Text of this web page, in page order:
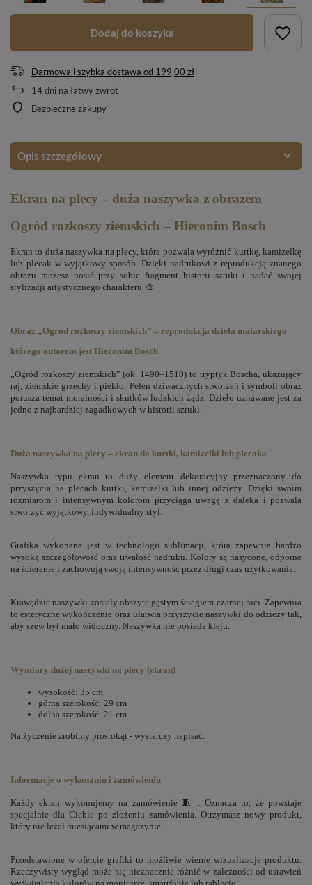
Dodaj do koszyka
Darmowa i szybka dostawa od 199,00 zł
14dni na łatwy zwrot
Bezpieczne zakupy
Opis szczegółowy
Ekran na plecy – duża naszywka z obrazem
Ogród rozkoszy ziemskich – Hieronim Bosch
Ekran to duża naszywka na plecy, która pozwala wyróżnić kurtkę, kamizelkę
lub plecak w wyjątkowy sposób. Dzięki nadrukowi z reprodukcją znanego
obrazu możesz nosić przy sobie fragment historii sztuki i nadać swojej
stylizacji artystycznego charakteru 🎨
Obraz „Ogród rozkoszy ziemskich” – reprodukcja dzieła malarskiego
którego autorem jest Hieronim Bosch
„Ogród rozkoszy ziemskich” (ok. 1490–1510) to tryptyk Boscha, ukazujący
raj, ziemskie grzechy i piekło. Pełen dziwacznych stworzeń i symboli obraz
porusza temat moralności i skutków ludzkich żądz. Dzieło uznawane jest za
jedno z najbardziej zagadkowych w historii sztuki.
Duża naszywka na plecy – ekran do kurtki, kamizelki lub plecaka
Naszywka typu ekran to duży element dekoracyjny przeznaczony do
przyszycia na plecach kurtki, kamizelki lub innej odzieży. Dzięki swoim
rozmiarom i intensywnym kolorom przyciąga uwagę z daleka i pozwala
stworzyć wyjątkowy, indywidualny styl.
Grafika wykonana jest w technologii sublimacji, która zapewnia bardzo
wysoką szczegółowość oraz trwałość nadruku. Kolory są nasycone, odporne
na ścieranie i zachowują swoją intensywność przez długi czas użytkowania.
Krawędzie naszywki zostały obszyte gęstym ściegiem czarnej nici. Zapewnia
to estetyczne wykończenie oraz ułatwia przyszycie naszywki do odzieży tak,
aby szew był mało widoczny. Naszywka nie posiada kleju.
Wymiary dużej naszywki na plecy (ekran)
wysokość: 35 cm
górna szerokość: 29 cm
dolna szerokość: 21 cm
Na życzenie zrobimy prostokąt - wystarczy napisać.
Informacje o wykonaniu i zamówieniu
Każdy ekran wykonujemy na zamówienie 🧵
. Oznacza to, że powstaje
specjalnie dla Ciebie po złożeniu zamówienia. Otrzymasz nowy produkt,
który nie leżał miesiącami w magazynie.
Przedstawione w ofercie grafiki to możliwie wierne wizualizacje produktu.
Rzeczywisty wygląd może się nieznacznie różnić w zależności od ustawień